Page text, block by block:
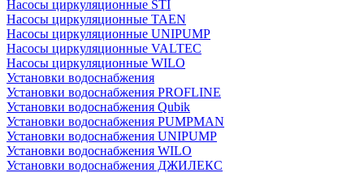
Насосы циркуляционные STI
Насосы циркуляционные TAEN
Насосы циркуляционные UNIPUMP
Насосы циркуляционные VALTEC
Насосы циркуляционные WILO
Установки водоснабжения
Установки водоснабжения PROFLINE
Установки водоснабжения Qubik
Установки водоснабжения PUMPMAN
Установки водоснабжения UNIPUMP
Установки водоснабжения WILO
Установки водоснабжения ДЖИЛЕКС